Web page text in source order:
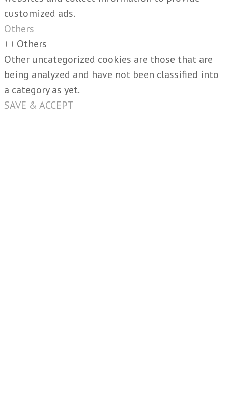
customized ads.
Others
Others
Other uncategorized cookies are those that are
being analyzed and have not been classified into
a category as yet.
SAVE & ACCEPT